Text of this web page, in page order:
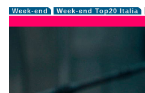
Week-end Week-end Top20 Italia